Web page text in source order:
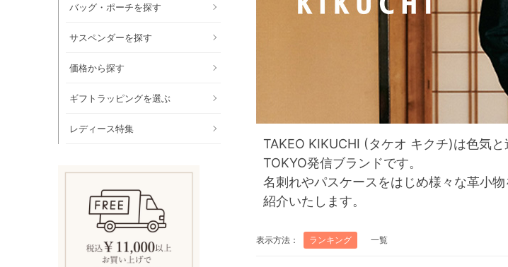
バッグ・ポーチを探す
サスペンダーを探す
価格から探す
ギフトラッピングを選ぶ
レディース特集
TAKEO KIKUCHI (タケオ キクチ)は色気
TOKYO発信ブランドです。
名刺れやパスケースをはじめ様々な革小
紹介いたします。
表示方法： ランキング 一覧